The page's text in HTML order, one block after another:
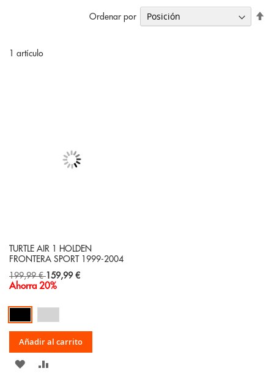
1 artículo
Ordenar por
TURTLE AIR 1 HOLDEN
FRONTERA SPORT 1999-2004
199,99 € Special
Price
159,99 €
Ahorra 20%
Añadir al carrito
AÑADIR